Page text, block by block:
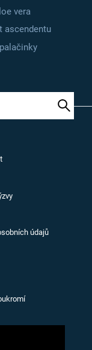
vera
ascendentu
údajů